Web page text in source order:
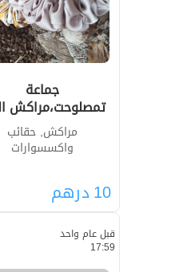
جماعة
تمصلوحت،مراكش
مراكش, حقائب
واكسسوارات
10درهم
قبل عام واحد
17:59